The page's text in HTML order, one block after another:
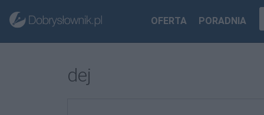
OFERTA PORADNIA
dej